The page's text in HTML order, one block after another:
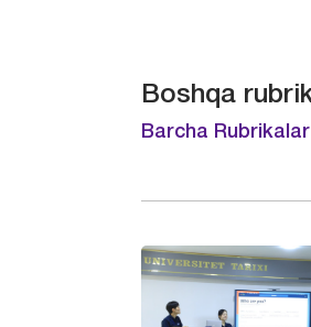
Boshqa
Barcha Rubrikalar